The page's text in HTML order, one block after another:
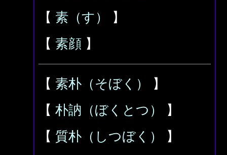
【 素（す）
】
【 素顔 】
【 素朴（そぼく）
】
【 朴訥（ぼくとつ）
】
【 質朴（しつぼく）
】